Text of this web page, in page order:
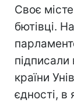
Своє
бютівці.
підписали
країни
єдності, в